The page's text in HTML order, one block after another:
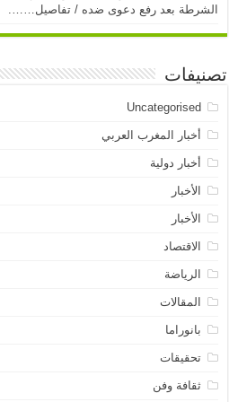
الشرطة بعد رفع دعوى ضده / تفاصيل…….
تصنيفات
Uncategorised
أخبار المغرب العربي
أخبار دولية
الأخبار
الأخبار
الاقتصاد
الرياضة
المقالات
بانوراما
تحقيقات
ثقافة وفن